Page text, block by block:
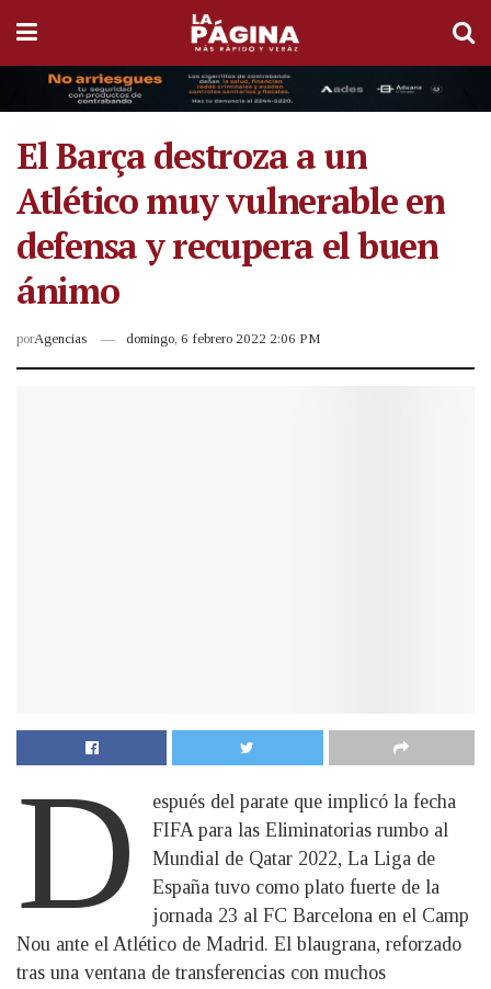
El Barça destroza a un
Atlético muy vulnerable en
defensa y recupera el buen
ánimo
porAgencias domingo, 6 febrero 2022 2:06 PM
D
espués del parate que implicó la fecha
FIFA para las Eliminatorias rumbo al
Mundial de Qatar 2022, La Liga de
España tuvo como plato fuerte de la
jornada 23 al FC Barcelona en el Camp
Nou ante el Atlético de Madrid. El blaugrana, reforzado
tras una ventana de transferencias con muchos